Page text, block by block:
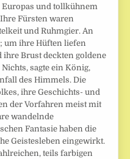
Europas und tollkühnem
Fürsten waren
und Ruhmgier. An
ihre Hüften liefen
Brust deckten goldene
sagte ein König,
des Himmels. Die
ihre Geschichts- und
der Vorfahren meist mit
wandelnde
Fantasie haben die
Geistesleben eingewirkt.
teils farbigen